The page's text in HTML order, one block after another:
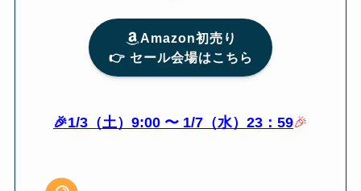
Amazon初売り
👉️ セール会場はこちら
🎉1/3（土）9:00 〜 1/7（水）23：59🎉